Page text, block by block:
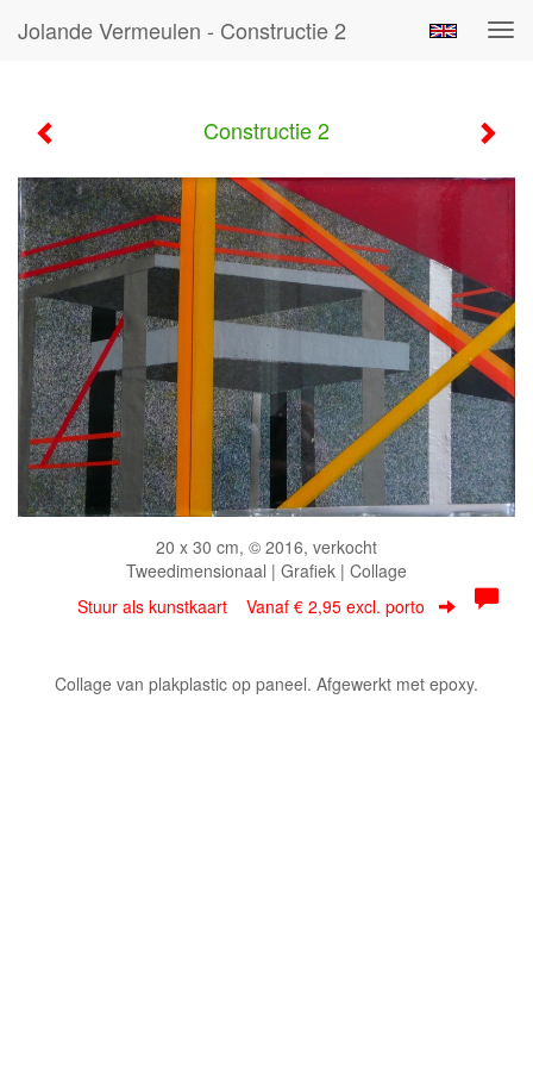
Jolande Vermeulen - Constructie 2
Constructie 2
20 x 30 cm, © 2016, verkocht
Tweedimensionaal | Grafiek | Collage
Stuur als kunstkaart Vanaf € 2,95 excl. porto
Collage van plakplastic op paneel. Afgewerkt met epoxy.